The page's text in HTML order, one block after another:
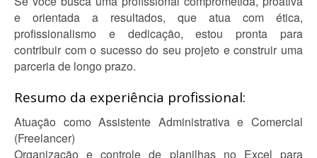
e orientada a resultados, que atua com ética,
profissionalismo e dedicação, estou pronta para
contribuir com o sucesso do seu projeto e construir uma
parceria de longo prazo.
Resumo da experiência profissional:
Atuação como Assistente Administrativa e Comercial
(Freelancer)
Organização e controle de planilhas no Excel para